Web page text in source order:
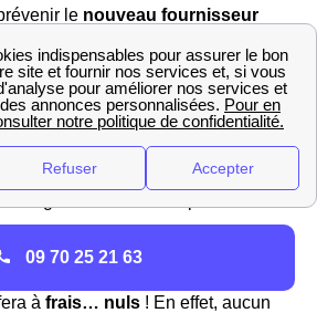
le nouveau fournisseur
dans la nouvelle
de fournisseur: C'est très
de la souscription, le nouveau
charge de contacter l'ancien
à frais… nuls ! En effet, aucun
09 70 25 21 63